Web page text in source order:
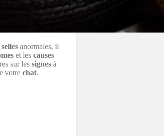
selles anormales, il
et les causes
sur les signes à
votre chat.